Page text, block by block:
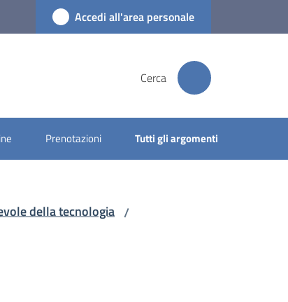
Accedi all'area personale
Cerca
Prenotazioni Tutti gli argomenti
della tecnologia /